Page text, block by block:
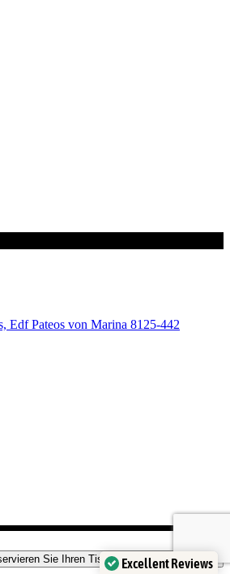
Edf Pateos von Marina 8125-442
Sie Ihren Tisch Excellent Reviews